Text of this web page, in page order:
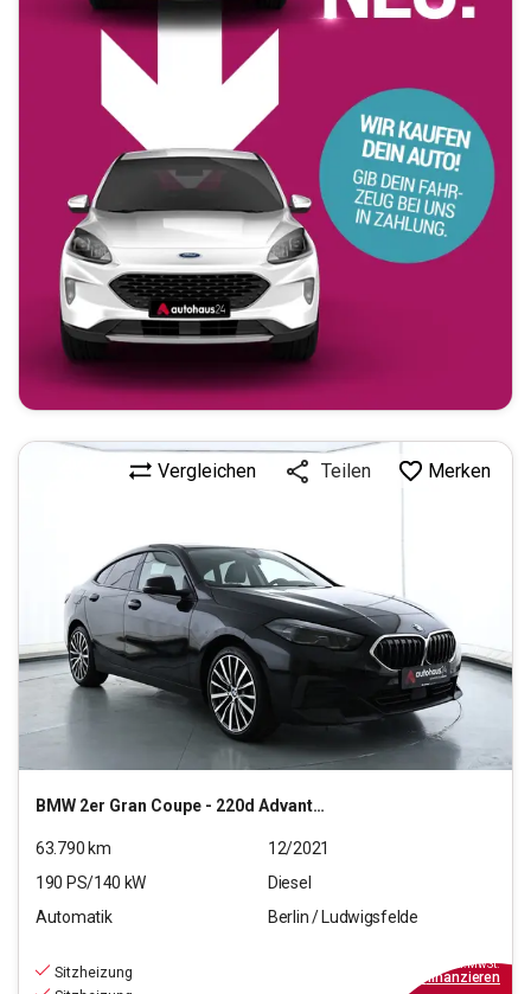
BMW 2er Gran Coupe - 220d Advantage (EURO 6d)
Vergleichen Teilen Merken
63.790 km
12/2021
190 PS/140 kW
Diesel
Automatik
Berlin / Ludwigsfelde
Sitzheizung
inkl.MwSt.
finanzieren